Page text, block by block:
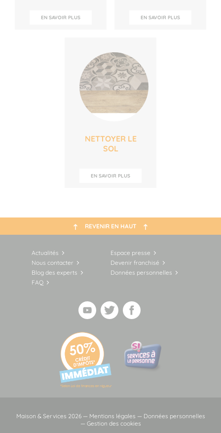
EN SAVOIR PLUS EN SAVOIR PLUS
NETTOYER LE
SOL
EN SAVOIR PLUS
REVENIR EN HAUT
Actualités
Espace presse
Nous contacter
Devenir franchisé
Blog des experts
Données personnelles
FAQ
Maison & Services 2026 — Mentions légales — Données personnelles
— Gestion des cookies